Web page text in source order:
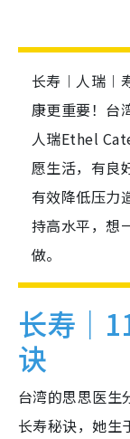
长寿︱人瑞︱
康更重要！台
人瑞Ethel
愿生活，有良
有效降低压力
持高水平，想
做。
长寿｜
诀
台湾的思思医
长寿秘诀，她生